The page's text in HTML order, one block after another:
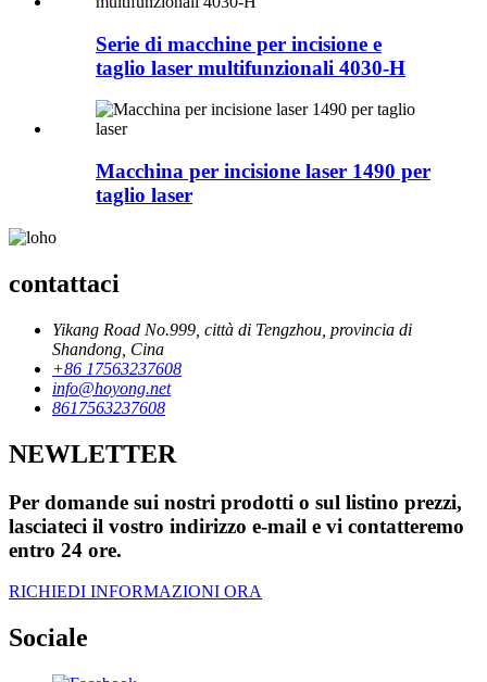
Serie di macchine per incisione e
taglio laser multifunzionali 4030-H
Macchina per incisione laser 1490 per
taglio laser
contattaci
Yikang Road No.999, città di Tengzhou, provincia di
Shandong, Cina
+86 17563237608
info@hoyong.net
8617563237608
NEWLETTER
Per domande sui nostri prodotti o sul listino prezzi,
lasciateci il vostro indirizzo e-mail e vi contatteremo
entro 24 ore.
RICHIEDI INFORMAZIONI ORA
Sociale